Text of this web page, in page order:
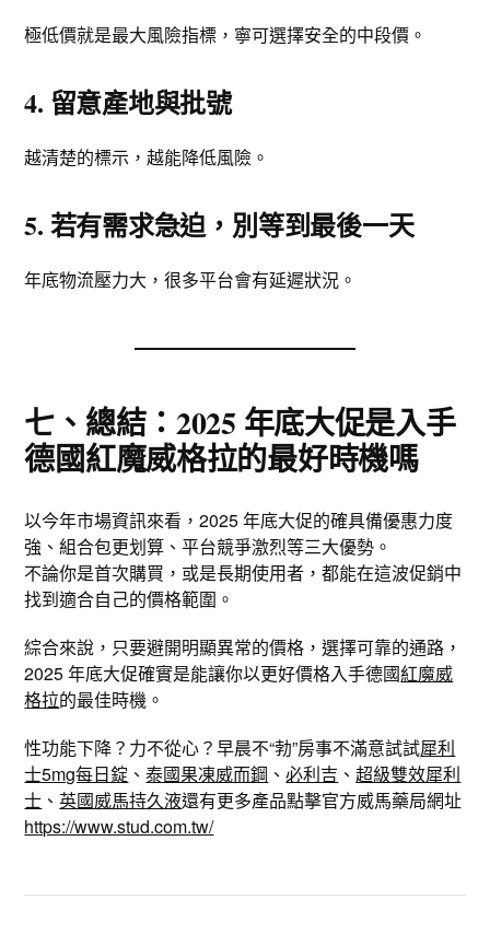
極低價就是最大風險指標，寧可選擇安全的中段價。
4. 留意產地與批號
越清楚的標示，越能降低風險。
5. 若有需求急迫，別等到最後一天
年底物流壓力大，很多平台會有延遲狀況。
七、總結：2025 年底大促是入手
德國紅魔威格拉的最好時機嗎
以今年市場資訊來看，2025 年底大促的確具備優惠力度
強、組合包更划算、平台競爭激烈等三大優勢。
不論你是首次購買，或是長期使用者，都能在這波促銷中
找到適合自己的價格範圍。
綜合來說，只要避開明顯異常的價格，選擇可靠的通路，
2025 年底大促確實是能讓你以更好價格入手德國紅魔威
格拉的最佳時機。
性功能下降？力不從心？早晨不“勃”房事不滿意試試犀利
士5mg每日錠 、泰國果凍威而鋼 、必利吉 、超級雙效犀利
士 、英國威馬持久液還有更多產品點擊官方威馬藥局網址
https://www.stud.com.tw/